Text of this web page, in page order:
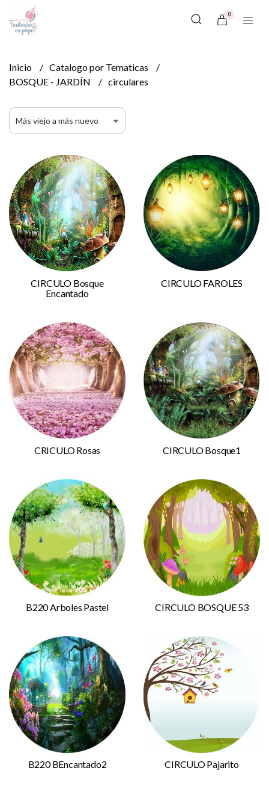
0
Inicio
Catalogo por Tematicas
BOSQUE - JARDÍN
circulares
CIRCULO Bosque
Encantado
CIRCULO FAROLES
CRICULO Rosas CIRCULO Bosque1
B220 Arboles Pastel CIRCULO BOSQUE 53
B220 BEncantado2 CIRCULO Pajarito